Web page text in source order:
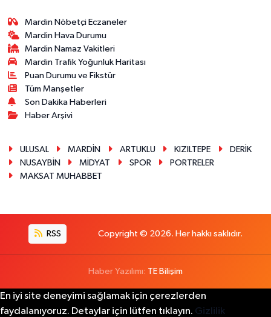
Mardin Nöbetçi Eczaneler
Mardin Hava Durumu
Mardin Namaz Vakitleri
Mardin Trafik Yoğunluk Haritası
Puan Durumu ve Fikstür
Tüm Manşetler
Son Dakika Haberleri
Haber Arşivi
ULUSAL MARDİN ARTUKLU KIZILTEPE
DERİK
NUSAYBİN
MİDYAT SPOR
PORTRELER
MAKSAT MUHABBET
RSS Copyright © 2026. Her hakkı saklıdır.
Haber Yazılımı: TE Bilişim
En iyi site deneyimi sağlamak için çerezlerden
faydalanıyoruz. Detaylar için lütfen tıklayın. Gizlilik